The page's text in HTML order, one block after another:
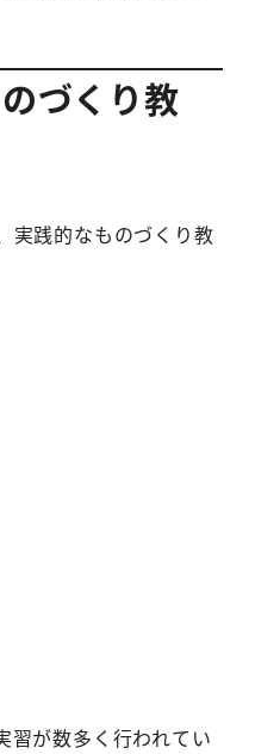
づくり教
実践的なものづくり教
習が数多く行われてい